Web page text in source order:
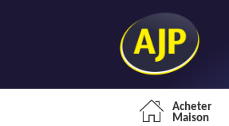
Acheter
Maison